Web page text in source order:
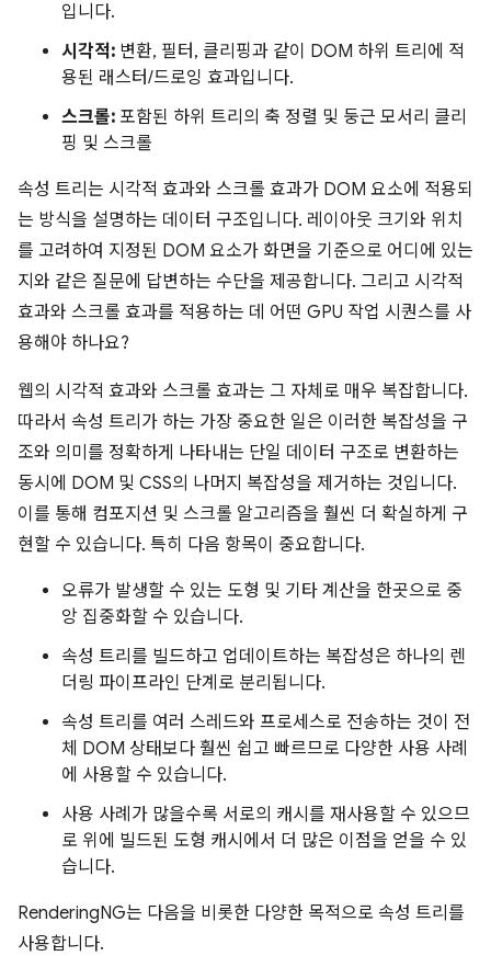
입니다.
시각적: 변환, 필터, 클리핑과 같이 DOM 하위 트리에 적
용된 래스터/드로잉 효과입니다.
스크롤: 포함된 하위 트리의 축 정렬 및 둥근 모서리 클리
핑 및 스크롤
속성 트리는 시각적 효과와 스크롤 효과가 DOM 요소에 적용되
는 방식을 설명하는 데이터 구조입니다. 레이아웃 크기와 위치
를 고려하여 지정된 DOM 요소가 화면을 기준으로 어디에 있는
지와 같은 질문에 답변하는 수단을 제공합니다. 그리고 시각적
효과와 스크롤 효과를 적용하는 데 어떤 GPU 작업 시퀀스를 사
용해야 하나요?
웹의 시각적 효과와 스크롤 효과는 그 자체로 매우 복잡합니다.
따라서 속성 트리가 하는 가장 중요한 일은 이러한 복잡성을 구
조와 의미를 정확하게 나타내는 단일 데이터 구조로 변환하는
동시에 DOM 및 CSS의 나머지 복잡성을 제거하는 것입니다.
이를 통해 컴포지션 및 스크롤 알고리즘을 훨씬 더 확실하게 구
현할 수 있습니다. 특히 다음 항목이 중요합니다.
오류가 발생할 수 있는 도형 및 기타 계산을 한곳으로 중
앙 집중화할 수 있습니다.
속성 트리를 빌드하고 업데이트하는 복잡성은 하나의 렌
더링 파이프라인 단계로 분리됩니다.
속성 트리를 여러 스레드와 프로세스로 전송하는 것이 전
체 DOM 상태보다 훨씬 쉽고 빠르므로 다양한 사용 사례
에 사용할 수 있습니다.
사용 사례가 많을수록 서로의 캐시를 재사용할 수 있으므
로 위에 빌드된 도형 캐시에서 더 많은 이점을 얻을 수 있
습니다.
RenderingNG는 다음을 비롯한 다양한 목적으로 속성 트리를
사용합니다.